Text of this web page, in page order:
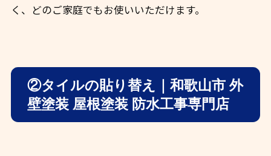
く、どのご家庭でもお使いいただけます。
②タイルの貼り替え｜和歌山市 外
壁塗装 屋根塗装 防水工事専門店